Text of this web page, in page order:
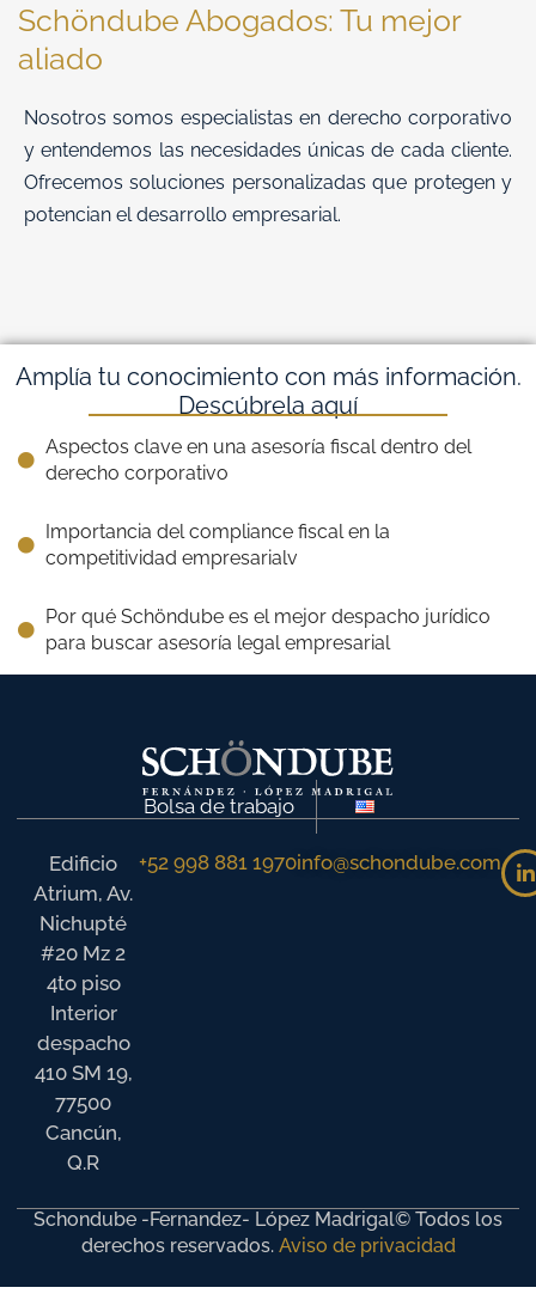
Schöndube Abogados: Tu mejor
aliado
Nosotros somos especialistas en derecho corporativo
y entendemos las necesidades únicas de cada cliente.
Ofrecemos soluciones personalizadas que protegen y
potencian el desarrollo empresarial.
Amplía tu conocimiento con más información.
Descúbrela aquí
Aspectos clave en una asesoría fiscal dentro del
derecho corporativo
Importancia del compliance fiscal en la
competitividad empresarialv
Por qué Schöndube es el mejor despacho jurídico
para buscar asesoría legal empresarial
Bolsa de trabajo
Edificio
Atrium, Av.
Nichupté
#20 Mz 2
4to piso
Interior
despacho
410 SM 19,
77500
Cancún,
Q.R
+52 998 881 1970info@schondube.com
Schondube -Fernandez- López Madrigal© Todos los
derechos reservados. Aviso de privacidad